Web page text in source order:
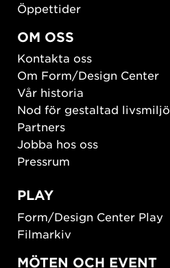
Öppettider
OM OSS
Kontakta oss
Om Form/Design Center
Vår historia
Nod för gestaltad livsmiljö
Partners
Jobba hos oss
Pressrum
PLAY
Form/Design Center Play
Filmarkiv
MÖTEN OCH EVENT